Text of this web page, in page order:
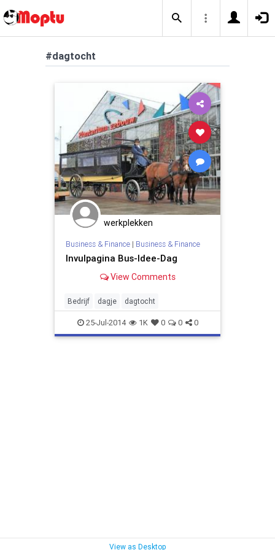
#dagtocht
werkplekken
Business & Finance| Business & Finance
Invulpagina Bus-Idee-Dag
View Comments
Bedrijf dagje dagtocht
25-Jul-2014 1K 0 0 0
View as Desktop